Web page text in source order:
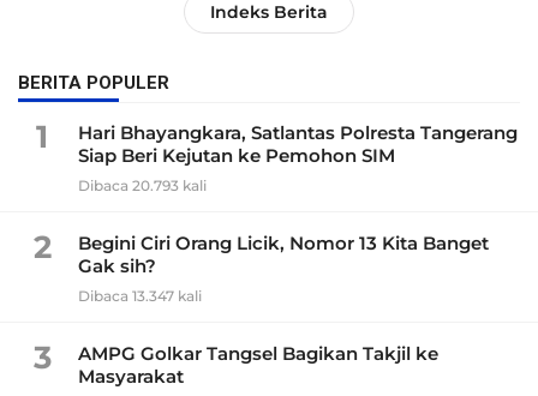
Indeks Berita
BERITA POPULER
1
Hari Bhayangkara, Satlantas Polresta Tangerang
Siap Beri Kejutan ke Pemohon SIM
Dibaca 20.793 kali
2
Begini Ciri Orang Licik, Nomor 13 Kita Banget
Gak sih?
Dibaca 13.347 kali
3
AMPG Golkar Tangsel Bagikan Takjil ke
Masyarakat